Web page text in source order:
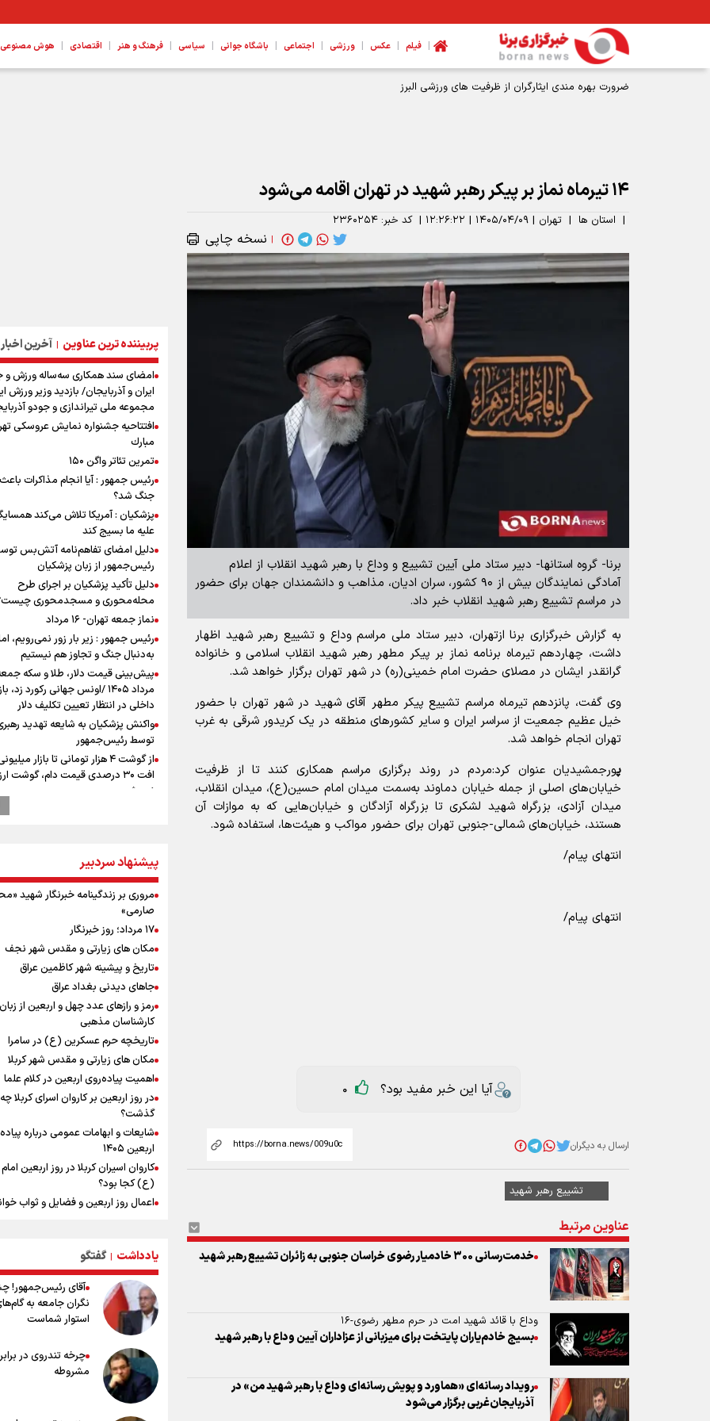
| فیلم | عکس | ورزشی | اجتماعی | باشگاه جوانی | سیاسی | فرهنگ و هنر | اقتصادی | هوش مصنوعی،
ضرورت بهره مندی ایثارگران از ظرفیت های ورزشی البرز
۱۴ تیرماه نماز بر پیکر رهبر شهید در تهران اقامه می‌شود
| استان ها | تهران | ۱۴۰۵/۰۴/۰۹ | ۱۲:۲۶:۲۲ | کد خبر: ۲۳۶۰۲۵۴
| نسخه چاپی
برنا- گروه استانها- دبیر ستاد ملی آیین تشییع و وداع با رهبر شهید انقلاب از اعلام
آمادگی نمایندگان بیش از ۹۰ کشور، سران ادیان، مذاهب و دانشمندان جهان برای حضور
در مراسم تشییع رهبر شهید انقلاب خبر داد.
به گزارش خبرگزاری برنا ازتهران، دبیر ستاد ملی مراسم وداع و تشییع رهبر شهید اظهار
داشت، چهاردهم تیرماه برنامه نماز بر پیکر مطهر رهبر شهید انقلاب اسلامی و خانواده
گرانقدر ایشان در مصلای حضرت امام خمینی(ره) در شهر تهران برگزار خواهد شد.
وی گفت، پانزدهم تیرماه مراسم تشییع پیکر مطهر آقای شهید در شهر تهران با حضور
خیل عظیم جمعیت از سراسر ایران و سایر کشورهای منطقه در یک کریدور شرقی به غرب
تهران انجام خواهد شد.
پورجمشیدیان عنوان کرد:مردم در روند برگزاری مراسم همکاری کنند تا از ظرفیت
خیابان‌های اصلی از جمله خیابان دماوند به‌سمت میدان امام حسین(ع)، میدان انقلاب،
میدان آزادی، بزرگراه شهید لشکری تا بزرگراه آزادگان و خیابان‌هایی که به موازات آن
هستند، خیابان‌های شمالی-جنوبی تهران برای حضور مواکب و هیئت‌ها، استفاده شود.
انتهای پیام/
انتهای پیام/
تشییع رهبر شهید
خدمت‌رسانی ۳۰۰ خادمیار رضوی خراسان جنوبی به زائران تشییع رهبر شهید
بسیج خادم‌یاران پایتخت برای میزبانی از عزاداران آیین وداع با رهبر شهید
علیرضا قزوه: تشییع رهبر شهید انقلاب یک رکورد تاریخی جدید ثبت خواهد کرد
۲۳ مجتمع بین‌راهی خراسان شمالی؛ میزبان زائران رهبر شهید با آمادگی کامل
پربیننده ترین عناوین | آخرین اخبار
امضای سند همکاری سه‌ساله ورزش و
ایران و آذربایجان/ بازدید وزیر ورزش
مجموعه ملی تیراندازی و جودو
افتتاحیه جشنواره نمايش عروسكى
مبارك
تمرین تئاتر واگن ۱۵۰
رئیس جمهور : آیا انجام مذاکرات
جنگ شد؟
پزشکیان : آمریکا تلاش می‌کند
علیه ما بسیج کند
دلیل امضای تفاهم‌نامه آتش‌بس
رئیس‌جمهور از زبان پزشکیان
دلیل تأکید پزشکیان بر اجرای طرح
محله‌محوری و مسجدمحوری
نماز جمعه تهران- ۱۶ مرداد
رئیس جمهور : زیر بار زور نمی‌رویم،
به‌دنبال جنگ و تجاوز هم نیستیم
مرداد ۱۴۰۵ /اونس جهانی رکورد زد،
داخلی در انتظار تعیین تکلیف دلار
واکنش پزشکیان به شایعه تهدید
توسط رئیس‌جمهور
از گوشت ۴ هزار تومانی تا بازار
افت ۳۰ درصدی قیمت دام، گوشت
نمی‌شود
پزشکیان: هرگز استعفا نداده‌ام و
رئیس جمهور : هیچ دولتی به اندازه ما
جهت سیاست‌های رهبری قدم
انتشار نتایج آزمون ورودی مدارس
کنسرت خسوف، ارکستر سمفونیک تهران
رهبر شهید انقلاب: بمباران هیروشیما
طبیعت استکباری آمریکا است
پالایشگاه نفت اسلواکی منفجر شد
میان صعود و سقوط
وزیر ورزش و جوانان ایران از مرکز ملی
جمهوری آذربایجان بازدید کرد
موسی جنپو، بازیکن فصل گذشته
پانتولیکوس یونان پیوست
بازدید وزیر ورزش ایران از مجموعه ملی
تیراندازی باکو یکی از مجهزترین مراکز
تیراندازی منطقه
افزایش تعداد قربانیان تیراندازی در
تایلندی
ورزشکاران سنگنوردی
پیشنهاد سردبیر
مروری بر زندگینامه خبرنگار شهید
صارمی»
۱۷ مرداد؛ روز خبرنگار
مکان های زیارتی و مقدس شهر نجف
تاریخ و پیشینه شهر کاظمین عراق
جاهای دیدنی بغداد عراق
رمز و رازهای عدد چهل و اربعین از زبان
کارشناسان مذهبی
تاریخچه حرم عسکرین (ع) در سامرا
مکان های زیارتی و مقدس شهر کربلا
اهمیت پیاده‌روی اربعین در کلام علما
در روز اربعین بر کاروان اسرای کربلا چه
گذشت؟
شایعات و ابهامات عمومی درباره
اربعین ۱۴۰۵
کاروان اسیران کربلا در روز اربعین
(ع) کجا بود؟
اعمال روز اربعین و فضایل و ثواب
وجه تسمیه و علت نامگذاری شهر نجف
راهنمای کامل درباره مسیر پیاده روی
از طریق العلماء
وجه تسمیه و علت نامگذاری شهر
وجه تسمیه و علت نامگذاری شهر کربلا
بهترین موکب‌های ایرانی در پیاده روی
۱۴۰۵
توصیه هایی مهم برای پیچ خوردگی پا در
پیاده روی اربعین
یادداشت | گفتگو
آقای رئیس‌جمهور!
نگران جامعه به
استوار شماست
چرخه تندروی در
مشروطه